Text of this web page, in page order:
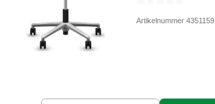
Artikelnummer 4351159